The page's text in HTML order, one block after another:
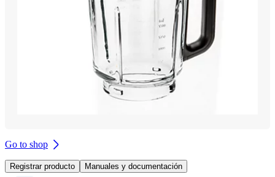
Go to shop
Registrar producto Manuales y documentación